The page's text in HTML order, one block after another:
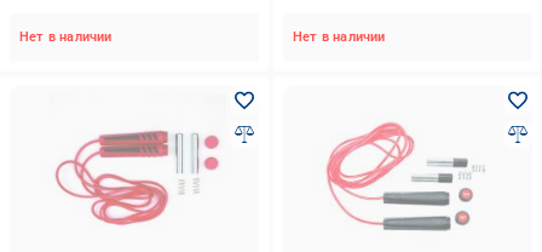
Нет в наличии Нет в наличии